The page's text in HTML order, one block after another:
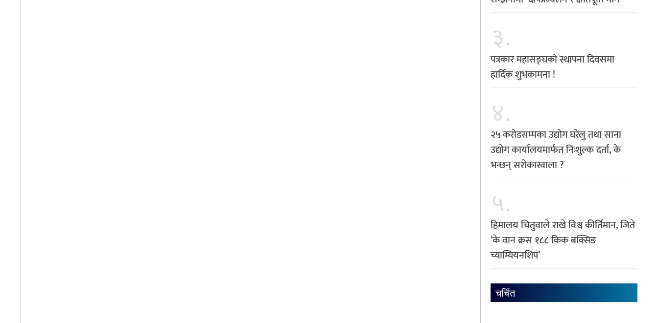
३.
पत्रकार महासङ्घको स्थापना दिवसमा
हार्दिक शुभकामना !
४.
२५ करोडसम्मका उद्योग घरेलु तथा साना
उद्योग कार्यालयमार्फत निःशुल्क दर्ता, के
भन्छन् सरोकारवाला ?
५.
हिमालय चितुवाले राखे विश्व कीर्तिमान, जिते
‘के वान क्रस १८८ किक बक्सिङ
च्याम्यियनशिप’
चर्चित